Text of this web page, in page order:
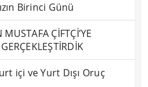
Birinci Günü
ÇİFTÇİ’YE
içi ve Yurt Dışı Oruç